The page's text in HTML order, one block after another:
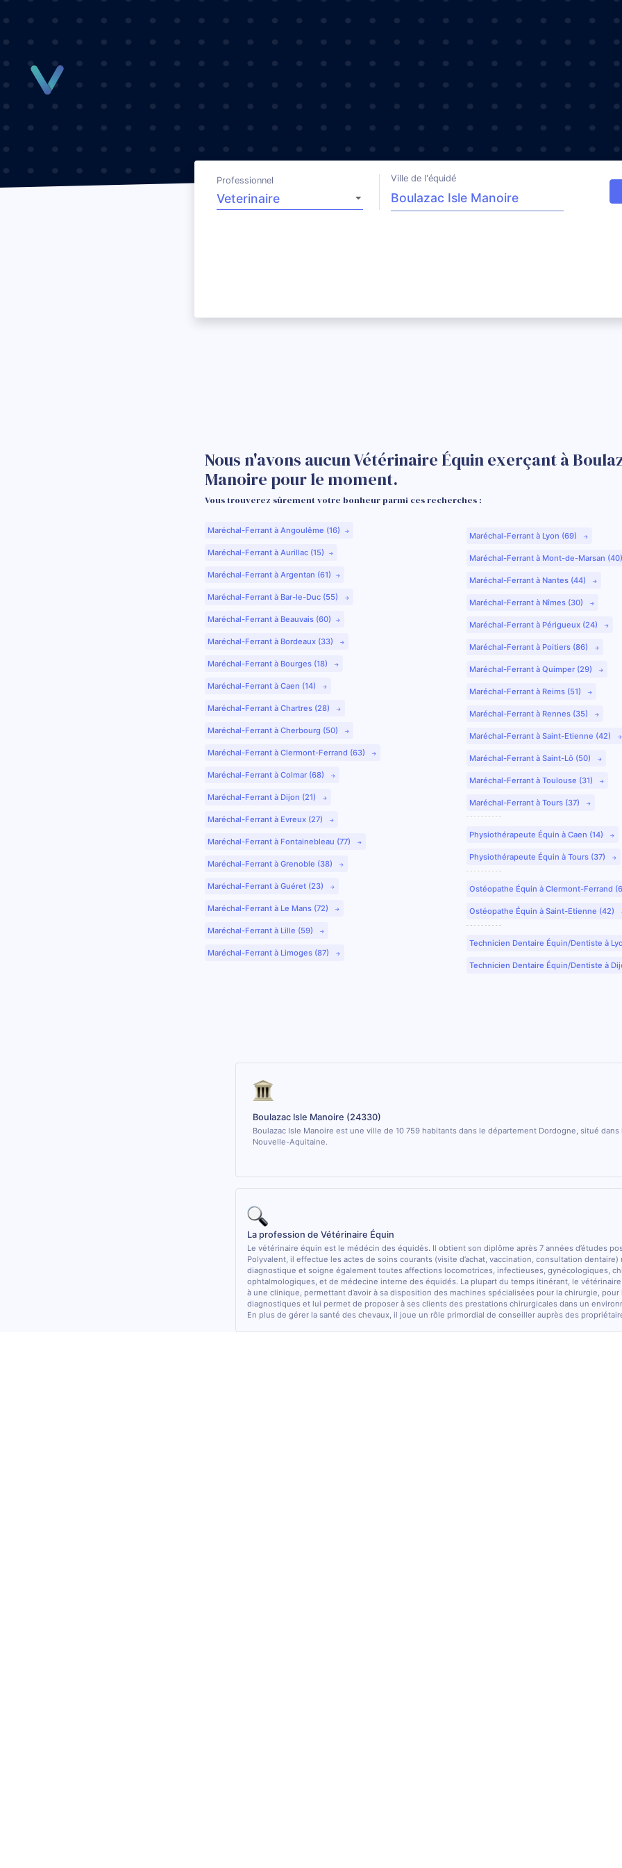
Professionnel Ville de l'équidé
Nous n'avons aucun Vétérinaire Équin exerçant à
Manoire pour le moment.
Vous trouverez sûrement votre bonheur parmi ces recherches :
Maréchal-Ferrant à Angoulême (16)
Maréchal-Ferrant à Aurillac (15)
Maréchal-Ferrant à Argentan (61)
Maréchal-Ferrant à Bar-le-Duc (55)
Maréchal-Ferrant à Beauvais (60)
Maréchal-Ferrant à Bordeaux (33)
Maréchal-Ferrant à Bourges (18)
Maréchal-Ferrant à Caen (14)
Maréchal-Ferrant à Chartres (28)
Maréchal-Ferrant à Cherbourg (50)
Maréchal-Ferrant à Clermont-Ferrand (63)
Maréchal-Ferrant à Colmar (68)
Maréchal-Ferrant à Dijon (21)
Maréchal-Ferrant à Evreux (27)
Maréchal-Ferrant à Fontainebleau (77)
Maréchal-Ferrant à Grenoble (38)
Maréchal-Ferrant à Guéret (23)
Maréchal-Ferrant à Le Mans (72)
Maréchal-Ferrant à Lille (59)
Maréchal-Ferrant à Limoges (87)
Maréchal-Ferrant à Lyon (69)
Maréchal-Ferrant à Mont-de-Marsan
Maréchal-Ferrant à Nantes (44)
Maréchal-Ferrant à Nîmes (30)
Maréchal-Ferrant à Périgueux (24)
Maréchal-Ferrant à Poitiers (86)
Maréchal-Ferrant à Quimper (29)
Maréchal-Ferrant à Reims (51)
Maréchal-Ferrant à Rennes (35)
Maréchal-Ferrant à Saint-Etienne (42)
Maréchal-Ferrant à Saint-Lô (50)
Maréchal-Ferrant à Toulouse (31)
Maréchal-Ferrant à Tours (37)
Physiothérapeute Équin à Caen (14)
Physiothérapeute Équin à Tours (37)
Ostéopathe Équin à Clermont-Ferrand
Ostéopathe Équin à Saint-Etienne (42)
Technicien Dentaire Équin/Dentiste à
Technicien Dentaire Équin/Dentiste à
Boulazac Isle Manoire (24330)
Boulazac Isle Manoire est une ville de 10 759 habitants dans le département Dordogne, situé dans
Nouvelle-Aquitaine.
La profession de Vétérinaire Équin
Le vétérinaire équin est le médécin des équidés. Il obtient son diplôme après 7 années d’études
Polyvalent, il effectue les actes de soins courants (visite d’achat, vaccination, consultation dentaire)
diagnostique et soigne également toutes affections locomotrices, infectieuses, gynécologiques,
ophtalmologiques, et de médecine interne des équidés. La plupart du temps itinérant, le
à une clinique, permettant d’avoir à sa disposition des machines spécialisées pour la chirurgie,
diagnostiques et lui permet de proposer à ses clients des prestations chirurgicales dans un
En plus de gérer la santé des chevaux, il joue un rôle primordial de conseiller auprès des